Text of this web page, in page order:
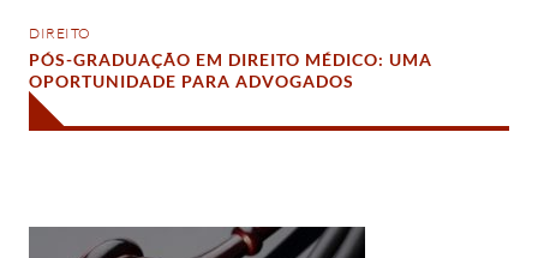
DIREITO
PÓS-GRADUAÇÃO EM DIREITO MÉDICO: UMA
OPORTUNIDADE PARA ADVOGADOS